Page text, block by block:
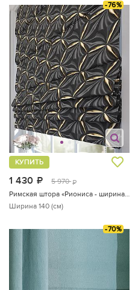
-76%
1 430 руб.
5 970 руб.
КУПИТЬ
Римская штора «Риониса - ширина 140 см.»
Ширина 140 (см)
-70%